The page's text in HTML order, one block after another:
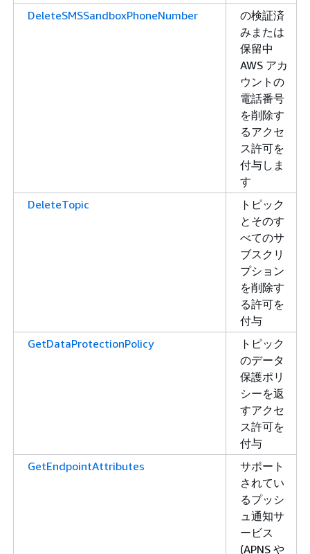
DeleteSMSSandboxPhoneNumber
の検証済
みまたは
保留中
AWS アカ
ウントの
電話番号
を削除す
るアクセ
ス許可を
付与しま
す
DeleteTopic
トピック
とそのす
べてのサ
ブスクリ
プション
を削除す
る許可を
付与
GetDataProtectionPolicy
トピック
のデータ
保護ポリ
シーを返
すアクセ
ス許可を
付与
GetEndpointAttributes
サポート
されてい
るプッシ
ュ通知サ
ービス
(APNS や